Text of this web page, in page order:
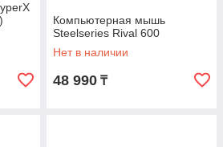
Компьютерная мышь
Steelseries Rival 600
Нет в наличии
48 990 ₸